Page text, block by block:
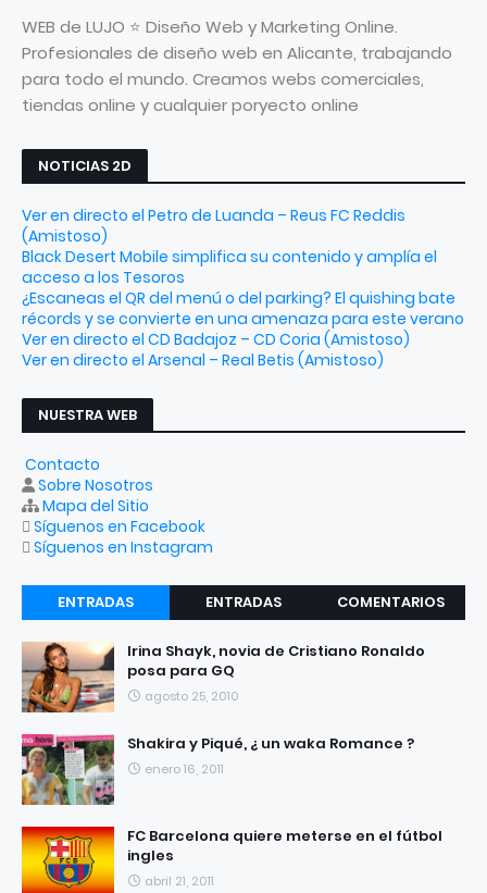
WEB de LUJO ⭐ Diseño Web y Marketing Online.
Profesionales de diseño web en Alicante, trabajando
para todo el mundo. Creamos webs comerciales,
tiendas online y cualquier poryecto online
NOTICIAS 2D
Ver en directo el Petro de Luanda – Reus FC Reddis
(Amistoso)
Black Desert Mobile simplifica su contenido y amplía el
acceso a los Tesoros
¿Escaneas el QR del menú o del parking? El quishing bate
récords y se convierte en una amenaza para este verano
Ver en directo el CD Badajoz – CD Coria (Amistoso)
Ver en directo el Arsenal – Real Betis (Amistoso)
NUESTRA WEB
Contacto
Sobre Nosotros
Mapa del Sitio
Síguenos en Facebook
Síguenos en Instagram
ENTRADAS
RECIENTES
ENTRADAS
COMENTARIOS
Irina Shayk, novia de Cristiano Ronaldo
posa para GQ
agosto 25, 2010
Shakira y Piqué, ¿ un waka Romance ?
enero 16, 2011
FC Barcelona quiere meterse en el fútbol
ingles
abril 21, 2011